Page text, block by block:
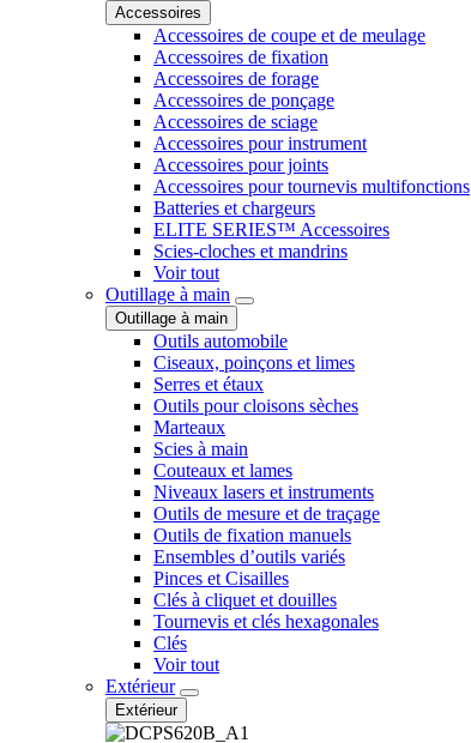
Accessoires
Accessoires de coupe et de meulage
Accessoires de fixation
Accessoires de forage
Accessoires de ponçage
Accessoires de sciage
Accessoires pour instrument
Accessoires pour joints
Accessoires pour tournevis multifonctions
Batteries et chargeurs
ELITE SERIES™ Accessoires
Scies-cloches et mandrins
Voir tout
Outillage à main
Outillage à main
Outils automobile
Ciseaux, poinçons et limes
Serres et étaux
Outils pour cloisons sèches
Marteaux
Scies à main
Couteaux et lames
Niveaux lasers et instruments
Outils de mesure et de traçage
Outils de fixation manuels
Ensembles d’outils variés
Pinces et Cisailles
Clés à cliquet et douilles
Tournevis et clés hexagonales
Clés
Voir tout
Extérieur
Extérieur